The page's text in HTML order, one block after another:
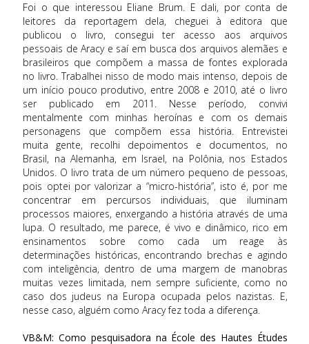
Foi o que interessou Eliane Brum. E dali, por conta de
leitores da reportagem dela, cheguei à editora que
publicou o livro, consegui ter acesso aos arquivos
pessoais de Aracy e saí em busca dos arquivos alemães e
brasileiros que compõem a massa de fontes explorada
no livro. Trabalhei nisso de modo mais intenso, depois de
um início pouco produtivo, entre 2008 e 2010, até o livro
ser publicado em 2011. Nesse período, convivi
mentalmente com minhas heroínas e com os demais
personagens que compõem essa história. Entrevistei
muita gente, recolhi depoimentos e documentos, no
Brasil, na Alemanha, em Israel, na Polônia, nos Estados
Unidos. O livro trata de um número pequeno de pessoas,
pois optei por valorizar a “micro-história”, isto é, por me
concentrar em percursos individuais, que iluminam
processos maiores, enxergando a história através de uma
lupa. O resultado, me parece, é vivo e dinâmico, rico em
ensinamentos sobre como cada um reage às
determinações históricas, encontrando brechas e agindo
com inteligência, dentro de uma margem de manobras
muitas vezes limitada, nem sempre suficiente, como no
caso dos judeus na Europa ocupada pelos nazistas. E,
nesse caso, alguém como Aracy fez toda a diferença.
VB&M: Como pesquisadora na École des Hautes Études